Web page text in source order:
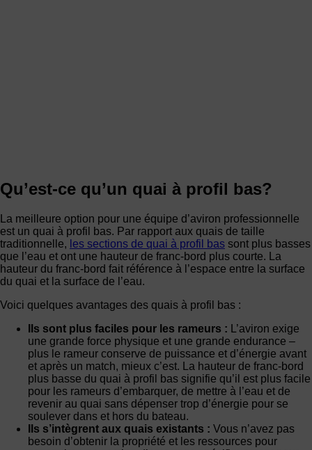
Qu’est-ce qu’un quai à profil bas?
La meilleure option pour une équipe d’aviron professionnelle
est un quai à profil bas. Par rapport aux quais de taille
traditionnelle, les sections de quai à profil bas sont plus basses
que l’eau et ont une hauteur de franc-bord plus courte. La
hauteur du franc-bord fait référence à l’espace entre la surface
du quai et la surface de l’eau.
Voici quelques avantages des quais à profil bas :
Ils sont plus faciles pour les rameurs :
L’aviron exige
une grande force physique et une grande endurance –
plus le rameur conserve de puissance et d’énergie avant
et après un match, mieux c’est. La hauteur de franc-bord
plus basse du quai à profil bas signifie qu’il est plus facile
pour les rameurs d’embarquer, de mettre à l’eau et de
revenir au quai sans dépenser trop d’énergie pour se
soulever dans et hors du bateau.
Ils s’intègrent aux quais existants : Vous n’avez pas
besoin d’obtenir la propriété et les ressources pour